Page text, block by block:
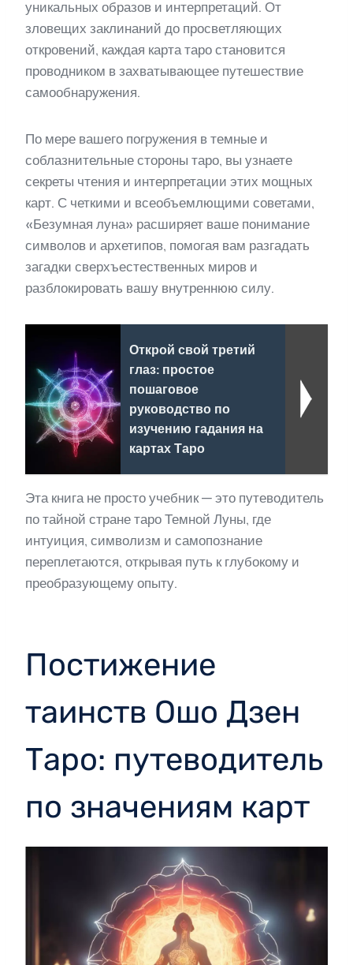
уникальных образов и интерпретаций. От
зловещих заклинаний до просветляющих
откровений, каждая карта таро становится
проводником в захватывающее путешествие
самообнаружения.
По мере вашего погружения в темные и
соблазнительные стороны таро, вы узнаете
секреты чтения и интерпретации этих мощных
карт. С четкими и всеобъемлющими советами,
«Безумная луна» расширяет ваше понимание
символов и архетипов, помогая вам разгадать
загадки сверхъестественных миров и
разблокировать вашу внутреннюю силу.
Открой свой третий
глаз: простое
пошаговое
руководство по
изучению гадания на
картах Таро
Эта книга не просто учебник — это путеводитель
по тайной стране таро Темной Луны, где
интуиция, символизм и самопознание
переплетаются, открывая путь к глубокому и
преобразующему опыту.
Постижение
таинств Ошо Дзен
Таро: путеводитель
по значениям карт